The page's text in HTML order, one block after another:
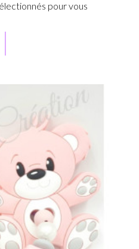
pour vous